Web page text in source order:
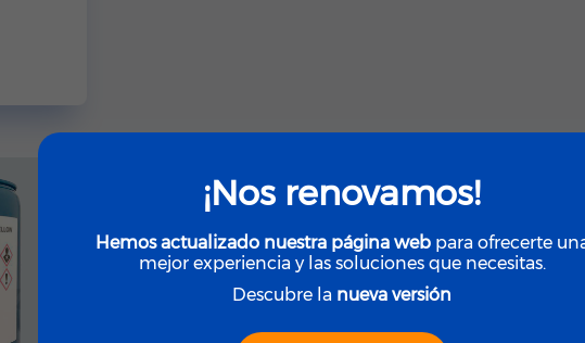
¡Nos renovamos!
Hemos actualizado nuestra página webpara ofrecerte
mejor experiencia y las soluciones que necesitas.
Descubre la nueva versión